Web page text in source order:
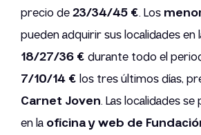
precio de23/34/45 €. Los
pueden adquirir sus localidades en
18/27/36 € durante todo el
7/10/14 € los tres últimos días,
Carnet Joven. Las localidades
en la oficina y web de